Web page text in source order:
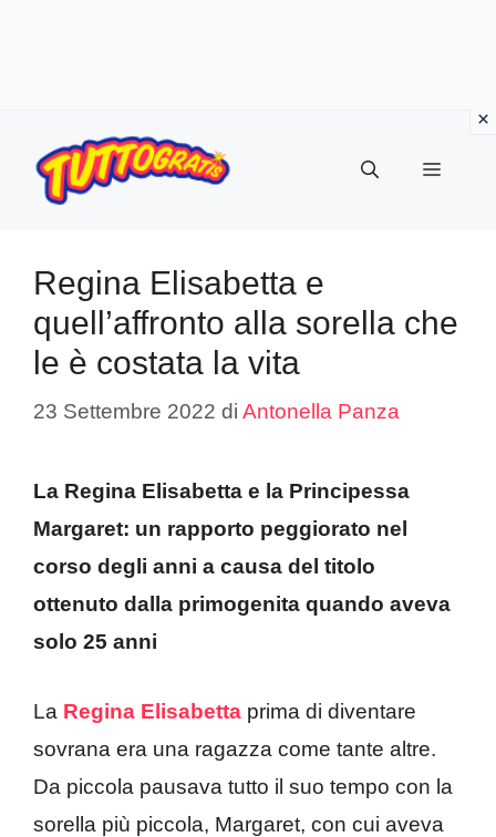
contenuto
Menu
Regina Elisabetta e
quell’affronto alla sorella che
le è costata la vita
23 Settembre 2022 di Antonella Panza
La Regina Elisabetta e la Principessa
Margaret: un rapporto peggiorato nel
corso degli anni a causa del titolo
ottenuto dalla primogenita quando aveva
solo 25 anni
La Regina Elisabetta prima di diventare
sovrana era una ragazza come tante altre.
Da piccola pausava tutto il suo tempo con la
sorella più piccola, Margaret, con cui aveva